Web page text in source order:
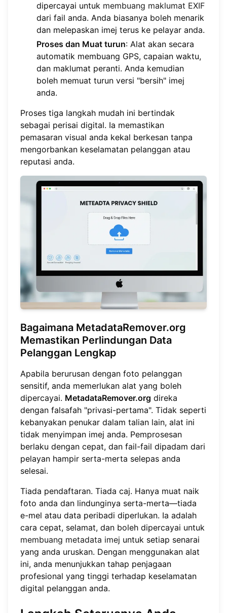
dipercayai untuk membuang maklumat EXIF
dari fail anda. Anda biasanya boleh menarik
dan melepaskan imej terus ke pelayar anda.
Proses dan Muat turun: Alat akan secara
automatik membuang GPS, capaian waktu,
dan maklumat peranti. Anda kemudian
boleh memuat turun versi "bersih" imej
anda.
Proses tiga langkah mudah ini bertindak
sebagai perisai digital. Ia memastikan
pemasaran visual anda kekal berkesan tanpa
mengorbankan keselamatan pelanggan atau
reputasi anda.
Bagaimana MetadataRemover.org
Memastikan Perlindungan Data
Pelanggan Lengkap
Apabila berurusan dengan foto pelanggan
sensitif, anda memerlukan alat yang boleh
dipercayai. MetadataRemover.org direka
dengan falsafah "privasi-pertama". Tidak seperti
kebanyakan penukar dalam talian lain, alat ini
tidak menyimpan imej anda. Pemprosesan
berlaku dengan cepat, dan fail-fail dipadam dari
pelayan hampir serta-merta selepas anda
selesai.
Tiada pendaftaran. Tiada caj. Hanya muat naik
foto anda dan lindunginya serta-merta—tiada
e-mel atau data peribadi diperlukan. Ia adalah
cara cepat, selamat, dan boleh dipercayai untuk
membuang metadata imej untuk setiap senarai
yang anda uruskan. Dengan menggunakan alat
ini, anda menunjukkan tahap penjagaan
profesional yang tinggi terhadap keselamatan
digital pelanggan anda.